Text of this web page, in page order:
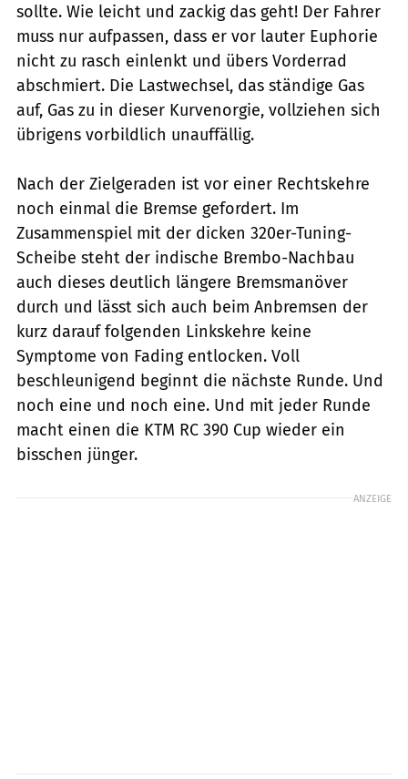
sollte. Wie leicht und zackig das geht! Der Fahrer
muss nur aufpassen, dass er vor lauter Euphorie
nicht zu rasch einlenkt und übers Vorderrad
abschmiert. Die Lastwechsel, das ständige Gas
auf, Gas zu in dieser Kurvenorgie, vollziehen sich
übrigens vorbildlich unauffällig.
Nach der Zielgeraden ist vor einer Rechtskehre
noch einmal die Bremse gefordert. Im
Zusammenspiel mit der dicken 320er-­Tuning-
Scheibe steht der indische ­Brembo-Nachbau
auch dieses deutlich längere Bremsmanöver
durch und lässt sich auch beim Anbremsen der
kurz darauf folgenden Linkskehre keine
Symptome von Fading entlocken. Voll
beschleunigend beginnt die nächste Runde. Und
noch eine und noch eine. Und mit jeder Runde
macht einen die KTM RC 390 Cup wieder ein
bisschen jünger.
ANZEIGE